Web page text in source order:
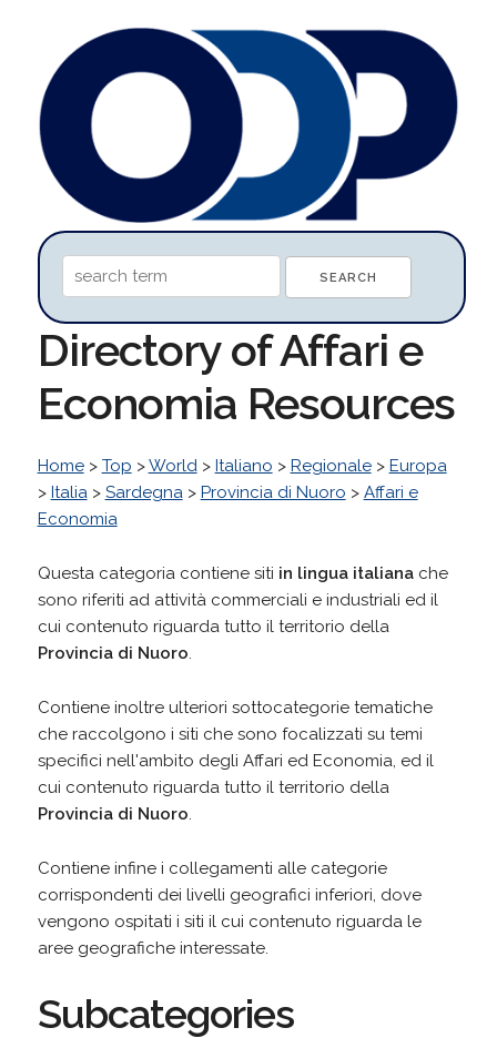
Directory of Affari e
Economia Resources
Home> Top >World> Italiano > Regionale> Europa
> Italia> Sardegna> Provincia di Nuoro > Affari e
Economia
Questa categoria contiene siti in lingua italianache
sono riferiti ad attività commerciali e industriali ed il
cui contenuto riguarda tutto il territorio della
Provincia di Nuoro.
Contiene inoltre ulteriori sottocategorie tematiche
che raccolgono i siti che sono focalizzati su temi
specifici nell'ambito degli Affari ed Economia, ed il
cui contenuto riguarda tutto il territorio della
Provincia di Nuoro.
Contiene infine i collegamenti alle categorie
corrispondenti dei livelli geografici inferiori, dove
vengono ospitati i siti il cui contenuto riguarda le
aree geografiche interessate.
Subcategories